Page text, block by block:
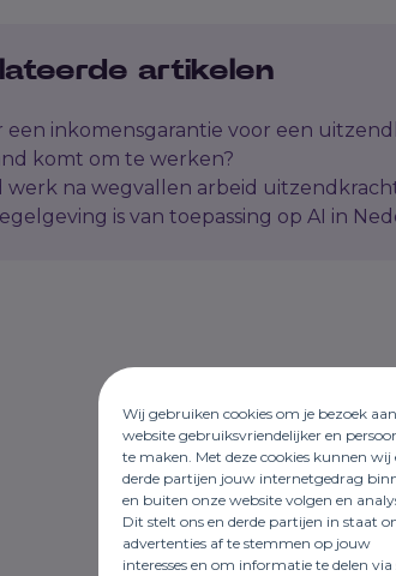
Wij gebruiken cookies om je bezoek
website gebruiksvriendelijker en
te maken. Met deze cookies kunnen wij
derde partijen jouw internetgedrag
en buiten onze website volgen en
Dit stelt ons en derde partijen in staat
advertenties af te stemmen op jouw
interesses en om informatie te delen via
artikelen
een inkomensgarantie voor een
komt om te werken?
werk na wegvallen arbeid
is van toepassing op AI in